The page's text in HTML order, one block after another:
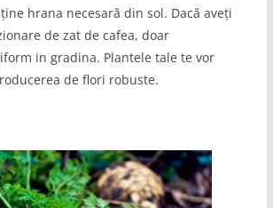
hrana necesară din sol. Dacă aveți
de zat de cafea, doar
in gradina. Plantele tale te vor
de flori robuste.